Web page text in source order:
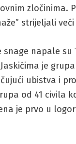
zločinima.
strijeljali
napale su
je
ubistva i
od 41 civila
je prvo u